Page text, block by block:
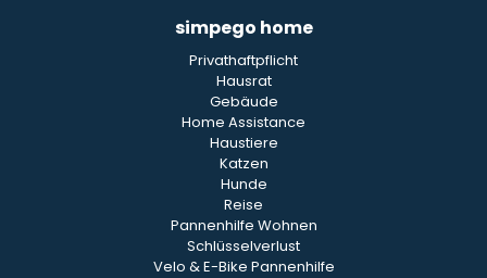
simpego home
Privathaftpflicht
Hausrat
Gebäude
Home Assistance
Haustiere
Katzen
Hunde
Reise
Pannenhilfe Wohnen
Schlüsselverlust
Velo & E-Bike Pannenhilfe